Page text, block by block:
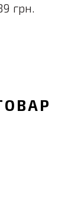
грн.